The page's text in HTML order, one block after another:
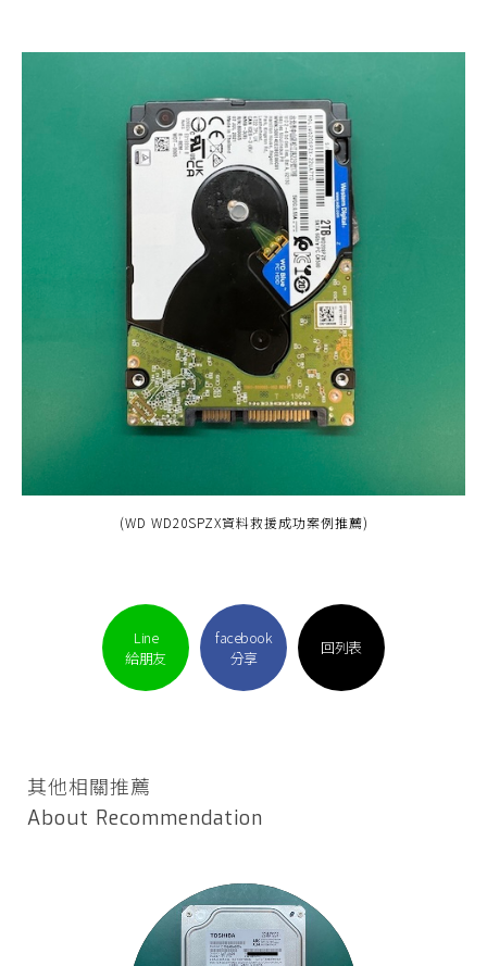
(WD WD20SPZX資料救援成功案例推薦)
Line
給朋友
facebook
分享
回列表
其他相關推薦
About Recommendation